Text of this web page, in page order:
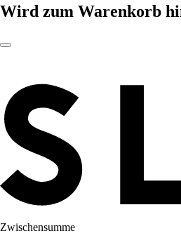
Wird zum Warenkorb
Zwischensumme